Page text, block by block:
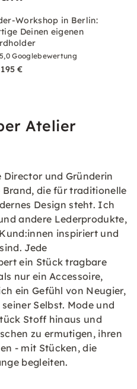
Workshop in Berlin:
Deinen eigenen
5,0Googlebewertung
€
Atelier
und Gründerin
Brand, die für traditionelle
Design steht. Ich
andere Lederprodukte,
inspiriert und
Jede
ein Stück tragbare
nur ein Accessoire,
ein Gefühl von Neugier,
Selbst. Mode und
Stoff hinaus und
zu ermutigen, ihren
- mit Stücken, die
begleiten.